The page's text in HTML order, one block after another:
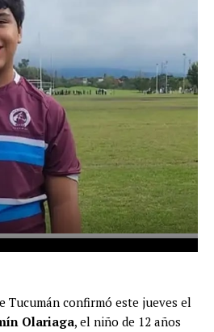
Tucumán confirmó este jueves el
Olariaga, el niño de 12 años